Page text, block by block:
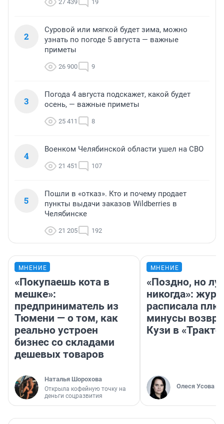
27 439 19
2
Суровой или мягкой будет зима, можно
узнать по погоде 5 августа — важные
приметы
26 900 9
3
Погода 4 августа подскажет, какой будет
осень, — важные приметы
25 411 8
4
Военком Челябинской области ушел на СВО
21 451 107
5
Пошли в «отказ». Кто и почему продает
пункты выдачи заказов Wildberries в
Челябинске
21 205 192
МНЕНИЕ
«Покупаешь кота в
мешке»:
предприниматель из
Тюмени — о том, как
реально устроен
бизнес со складами
дешевых товаров
Наталья Шорохова
Открыла кофейную точку на
деньги соцразвития
МНЕНИЕ
«Поздно, но
никогда»:
расписала
минусы
Кузи в
Олеся Усова